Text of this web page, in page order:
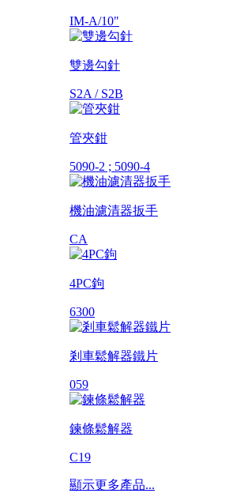
IM-A/10"
雙邊勾針
S2A / S2B
管夾鉗
5090-2 ; 5090-4
機油濾清器扳手
CA
4PC鉤
6300
剎車鬆解器鐵片
059
鍊條鬆解器
C19
顯示更多產品...